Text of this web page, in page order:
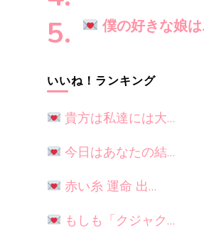
僕の好きな娘
いいね！ランキング
貴方は私達には大…
今日はあなたの結…
赤い糸 運命 出…
もしも「クジャク…